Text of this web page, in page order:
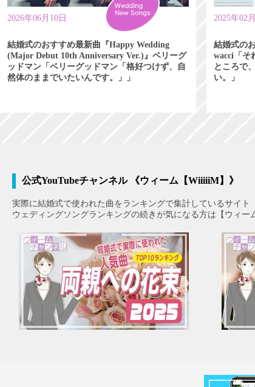
2026年06月10日
結婚式のおすすめ最新曲『Happy Wedding
(Major Debut 10th Anniversary Ver.)』ベリーグ
ッドマン「ベリーグッドマン「格好つけず、自
然体のままでいたいんです。」」
2025年02
結婚式の
wacci「そ
ところで
い。」
公式YouTubeチャンネル 《ウィーム【WiiiiiM】》
実際に結婚式で使われた曲をランキングで集計しているサイト
ウェディングソングランキングの続きが気になる方は【ウィー